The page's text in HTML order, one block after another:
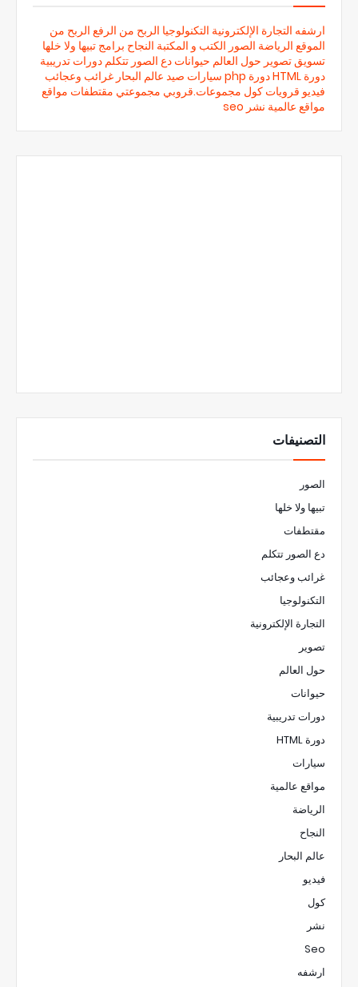
ارشفه التجارة الإلكترونية التكنولوجيا الربح من الرفع الربح من
الموقع الرياضة الصور الكتب و المكتبة النجاح برامج تبيها ولا خلها
تسويقتصوير حول العالم حيوانات دع الصور تتكلم دورات تدريبية
دورة HTML
دورة php سيارات صيد عالم البحار غرائب وعجائب
فيديو قرويات كول مجموعات.قروبي مجموعتي مقتطفات مواقع
مواقع عالمية نشر seo
التصنيفات
الصور
تبيها ولا خلها
مقتطفات
دع الصور تتكلم
غرائب وعجائب
التكنولوجيا
التجارة الإلكترونية
تصوير
حول العالم
حيوانات
دورات تدريبية
دورة HTML
سيارات
مواقع عالمية
الرياضة
النجاح
عالم البحار
فيديو
كول
نشر
Seo
ارشفه